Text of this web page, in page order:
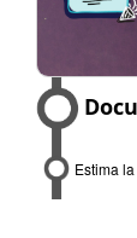
Estima